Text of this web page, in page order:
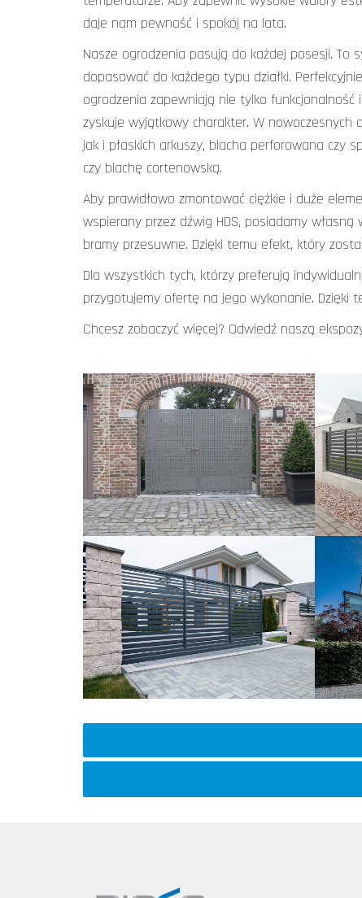
daje nam pewność i spokój na lata.
Nasze ogrodzenia pasują do każdej posesji.
dopasować do każdego typu działki.
ogrodzenia zapewniają nie tylko
zyskuje wyjątkowy charakter. W
jak i płaskich arkuszy, blacha perforowana czy
czy blachę cortenowską.
Aby prawidłowo zmontować ciężkie i duże
wspierany przez dźwig HDS, posiadamy
bramy przesuwne. Dzięki temu efekt, który
Dla wszystkich tych, którzy preferują
przygotujemy ofertę na jego wykonanie. Dzięki
Chcesz zobaczyć więcej? Odwiedź naszą